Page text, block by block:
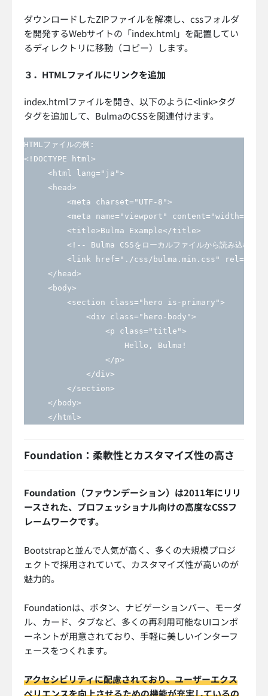
ダウンロードしたZIPファイルを解凍し、cssフォルダ
を開発するWebサイトの「index.html」を配置してい
るディレクトリに移動（コピー）します。
３．HTMLファイルにリンクを追加
index.htmlファイルを開き、以下のように<link>タグ
タグを追加して、BulmaのCSSを関連付けます。
HTMLファイルの例:
<!DOCTYPE html>
     <html lang="ja">
     <head>
         <meta charset="UTF-8">
<meta name="viewport"
         <title>Bulma Example</title>
<!-- Bulma CSSをローカルファイルから読み込む --
<link href="./css/bulma.min.css"
     </head>
     <body>
         <section class="hero is-primary">
             <div class="hero-body">
                 <p class="title">
                     Hello, Bulma!
                 </p>
             </div>
         </section>
     </body>
     </html>
Foundation：柔軟性とカスタマイズ性の高さ
Foundation（ファウンデーション）は2011年にリリ
ースされた、プロフェッショナル向けの高度なCSSフ
レームワークです。
Bootstrapと並んで人気が高く、多くの大規模プロジ
ェクトで採用されていて、カスタマイズ性が高いのが
魅力的。
Foundationは、ボタン、ナビゲーションバー、モーダ
ル、カード、タブなど、多くの再利用可能なUIコンポ
ーネントが用意されており、手軽に美しいインターフ
ェースをつくれます。
アクセシビリティに配慮されており、ユーザーエクス
ペリエンスを向上させるための機能が充実しているの